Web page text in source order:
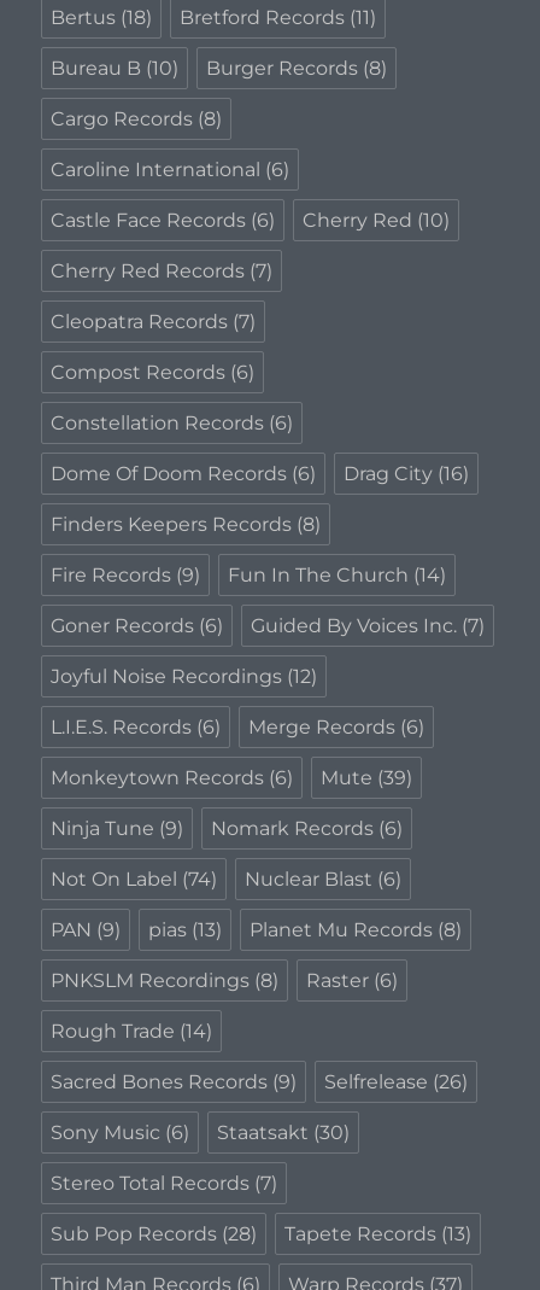
Bertus (18) Bretford Records (11)
Bureau B (10) Burger Records (8)
Cargo Records (8)
Caroline International (6)
Castle Face Records (6) Cherry Red (10)
Cherry Red Records (7)
Cleopatra Records (7)
Compost Records (6)
Constellation Records (6)
Dome Of Doom Records (6) Drag City (16)
Finders Keepers Records (8)
Fire Records (9) Fun In The Church (14)
Goner Records (6) Guided By Voices Inc. (7)
Joyful Noise Recordings (12)
L.I.E.S. Records (6) Merge Records (6)
Monkeytown Records (6) Mute (39)
Ninja Tune (9) Nomark Records (6)
Not On Label (74) Nuclear Blast (6)
PAN (9) pias (13) Planet Mu Records (8)
PNKSLM Recordings (8) Raster (6)
Rough Trade (14)
Sacred Bones Records (9) Selfrelease (26)
Sony Music (6) Staatsakt (30)
Stereo Total Records (7)
Sub Pop Records (28) Tapete Records (13)
Third Man Records (6) Warp Records (37)